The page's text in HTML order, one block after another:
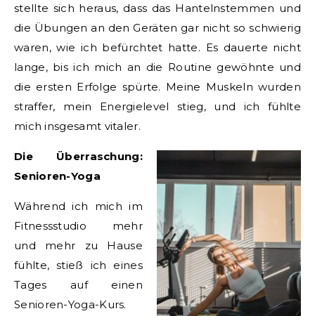
stellte sich heraus, dass das Hantelnstemmen und
die Übungen an den Geräten gar nicht so schwierig
waren, wie ich befürchtet hatte. Es dauerte nicht
lange, bis ich mich an die Routine gewöhnte und
die ersten Erfolge spürte. Meine Muskeln wurden
straffer, mein Energielevel stieg, und ich fühlte
mich insgesamt vitaler.
Die Überraschung:
Senioren-Yoga
Während ich mich im
Fitnessstudio mehr
und mehr zu Hause
fühlte, stieß ich eines
Tages auf einen
Senioren-Yoga-Kurs.